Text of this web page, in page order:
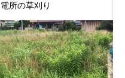
電所の草刈り